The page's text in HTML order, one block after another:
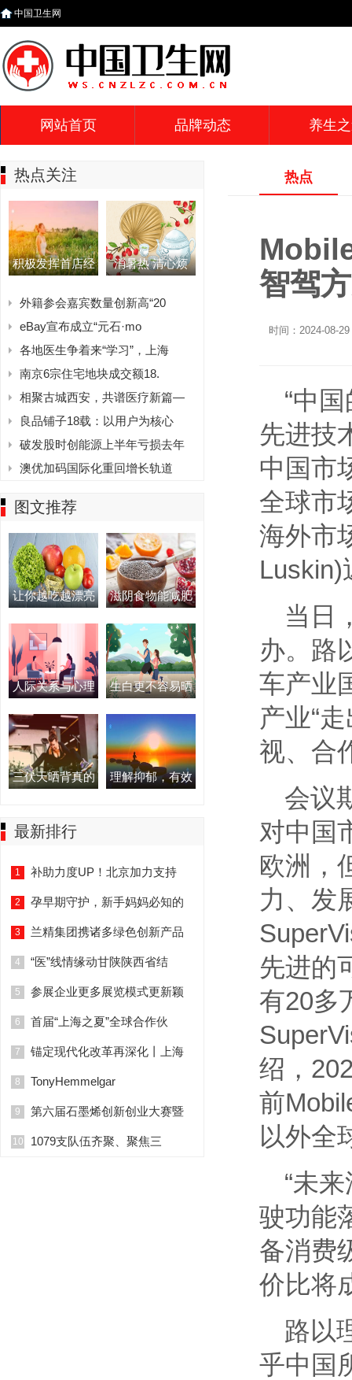
中国卫生网
网站首页 品牌动态 养生
热点关注
积极发挥首店经 消暑热 清心烦
外籍参会嘉宾数量创新高“20
eBay宣布成立“元石·mo
各地医生争着来“学习”，上海
南京6宗住宅地块成交额18.
相聚古城西安，共谱医疗新篇—
良品铺子18载：以用户为核心
破发股时创能源上半年亏损去年
澳优加码国际化重回增长轨道
图文推荐
让你越吃越漂亮 滋阴食物能减肥
人际关系与心理 生白更不容易晒
三伏天晒背真的 理解抑郁，有效
最新排行
1 补助力度UP！北京加力支持
2 孕早期守护，新手妈妈必知的
3 兰精集团携诸多绿色创新产品
4 “医”线情缘动甘陕陕西省结
5 参展企业更多展览模式更新颖
6 首届“上海之夏”全球合作伙
7 锚定现代化改革再深化丨上海
8 TonyHemmelgar
9 第六届石墨烯创新创业大赛暨
10 1079支队伍齐聚、聚焦三
热点
智驾
时间：2024-08-
“中
先进技
中国市
全球市
海外市
Luskin)
当日
办。路
车产业
产业“
视、合
会议
对中国
欧洲，
力、发
先进的
有20多
绍，
前
以外全
“未
驶功能
备消费
价比将
路以
乎中国